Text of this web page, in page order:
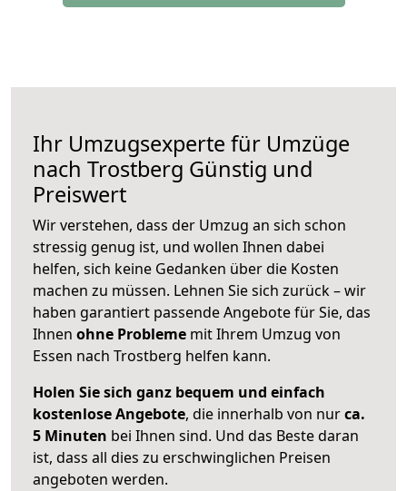
Ihr Umzugsexperte für Umzüge
nach Trostberg Günstig und
Preiswert
Wir verstehen, dass der Umzug an sich schon
stressig genug ist, und wollen Ihnen dabei
helfen, sich keine Gedanken über die Kosten
machen zu müssen. Lehnen Sie sich zurück – wir
haben garantiert passende Angebote für Sie, das
Ihnen ohne Probleme mit Ihrem Umzug von
Essen nach Trostberg helfen kann.
Holen Sie sich ganz bequem und einfach
kostenlose Angebote, die innerhalb von nurca.
5 Minuten bei Ihnen sind. Und das Beste daran
ist, dass all dies zu erschwinglichen Preisen
angeboten werden.